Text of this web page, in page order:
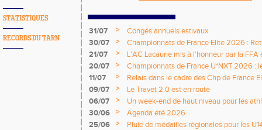
STATISTIQUES
RECORDS DU TARN
31/07 >
Congés annuels estivaux
30/07
>
Championnats de France Elite 2026 :
21/07
>
L'AC Lacaune mis à l'honneur par la
20/07
>
Championnats de France U*NXT 2026 :
titres nationaux !
11/07 >
Relais dans le cadre des Chp de France
09/07
>
Le Travet 2.0 est en route
06/07
>
Un week-end de haut niveau pour les
nationale
30/06 >
Agenda été 2026
25/06
>
Pluie de médailles régionales pour les